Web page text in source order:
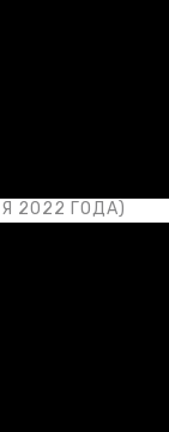
2022 ГОДА)